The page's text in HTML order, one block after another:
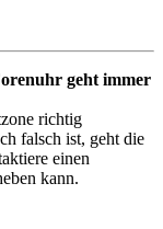
geht immer
richtig
falsch ist, geht die
einen
kann.